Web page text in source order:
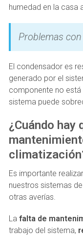
humedad en la casa
Problemas
El condensador es
generado por el
componente no
sistema puede
¿Cuándo hay
Es importante
nuestros sistemas
otras averías.
La falta de
trabajo del sistema,